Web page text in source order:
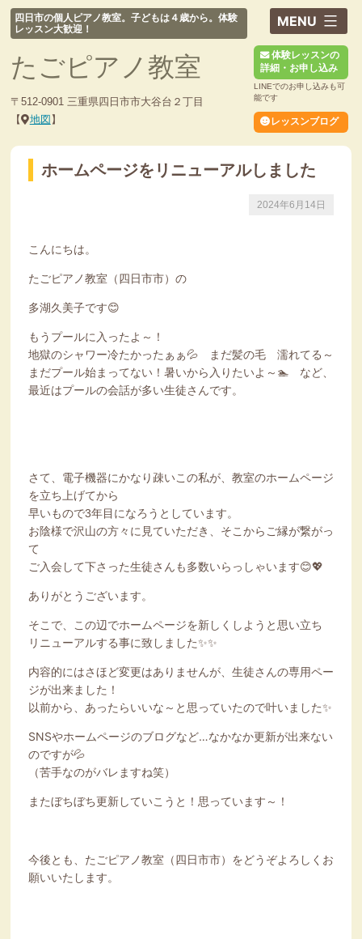
コ
ン
ン
ツ
へ
ス
ッ
四日市の個人ピアノ教室。子どもは４歳から。体験
レッスン大歓迎！
たごピアノ教室
〒512-0901 三重県四日市市大谷台２丁目
【
地図 】
体験レッスンの
詳細・お申し込み
LINEでのお申し込みも可
能です
レッスンブログ
ホームページをリニューアルしました
2024年6月14日
こんにちは。
たごピアノ教室（四日市市）の
多湖久美子です😊
もうプールに入ったよ～！
地獄のシャワー冷たかったぁぁ💦 まだ髪の毛 濡れてる～
まだプール始まってない！暑いから入りたいよ～🏊 など、
最近はプールの会話が多い生徒さんです。
さて、電子機器にかなり疎いこの私が、教室のホームページ
を立ち上げてから
早いもので3年目になろうとしています。
お陰様で沢山の方々に見ていただき、そこからご縁が繋がっ
て
ご入会して下さった生徒さんも多数いらっしゃいます😊💖
ありがとうございます。
そこで、この辺でホームページを新しくしようと思い立ち
リニューアルする事に致しました✨✨
内容的にはさほど変更はありませんが、生徒さんの専用ペー
ジが出来ました！
以前から、あったらいいな～と思っていたので叶いました✨
SNSやホームページのブログなど…なかなか更新が出来ない
のですが💦
（苦手なのがバレますね笑）
またぼちぼち更新していこうと！思っています～！
今後とも、たごピアノ教室（四日市市）をどうぞよろしくお
願いいたします。